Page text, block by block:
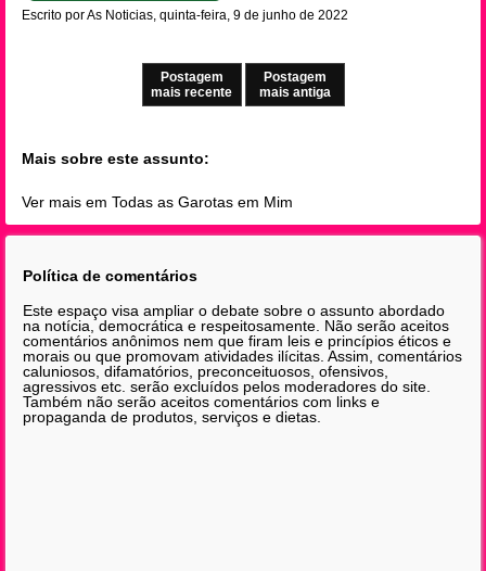
Escrito por As Noticias, quinta-feira, 9 de junho de 2022
Postagem
mais recente
Postagem
mais antiga
Mais sobre este assunto:
Ver mais em Todas as Garotas em Mim
Política de comentários
Este espaço visa ampliar o debate sobre o assunto abordado
na notícia, democrática e respeitosamente. Não serão aceitos
comentários anônimos nem que firam leis e princípios éticos e
morais ou que promovam atividades ilícitas. Assim, comentários
caluniosos, difamatórios, preconceituosos, ofensivos,
agressivos etc. serão excluídos pelos moderadores do site.
Também não serão aceitos comentários com links e
propaganda de produtos, serviços e dietas.